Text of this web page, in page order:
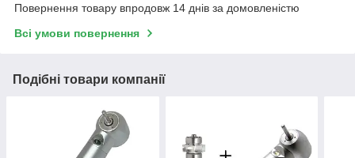
Повернення товару впродовж 14 днів за домовленістю
Всі умови повернення
Подібні товари компанії